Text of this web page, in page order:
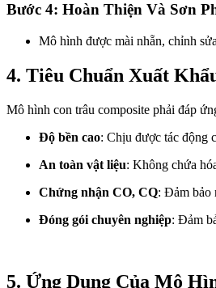
Bước 4: Hoàn Thiện Và Sơn
Mô hình được mài nhẵn, chỉnh
4. Tiêu Chuẩn Xuất
Mô hình con trâu composite phải đáp
Độ bền cao: Chịu được tác động
An toàn vật liệu: Không chứa
Chứng nhận CO, CQ: Đảm bảo
Đóng gói chuyên nghiệp: Đảm
5. Ứng Dụng Của Mô